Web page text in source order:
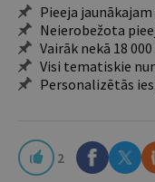
Pieeja
Neierobežota
Vairāk nekā 18
Visi tematiskie
Personalizētās
2